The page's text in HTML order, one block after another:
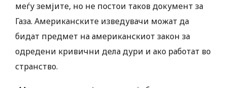
меѓу земјите, но не постои таков документ за
Газа. Американските изведувачи можат да
бидат предмет на американскиот закон за
одредени кривични дела дури и ако работат во
странство.